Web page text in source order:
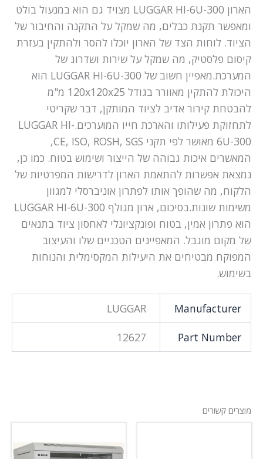
הארון LUGGAR HI-6U-300 מצויד גם הוא במנעול בולט
ומאפשר תקנת כבלים, מה שמקל על התקנה והחיבור של
הציוד. לוחות הצד של הארון יוכלו להסר ולהתקין בעזרת
קיסום פלסטיק, מה שמקל על שירות ושדרוג של
המערכת.מאפיין חשוב של LUGGAR HI-6U-300 הוא
היכולת להתקין מאוורר בגודל 120x120x25 מ"מ
להבטחת קירור אדיב לציוד המותקן, דבר שקריטי
לתחזוקת פעילותו והארכת חייו המוערכים.LUGGAR HI-
6U-300 מאושר לפי תקני CE, ISO, ROSH, SGS,
המאשרים איכות גבוהה של הייצור ושימוש בטוח. כמו כן,
נמצאת אפשרות להתאמת הארון לדרישות המפרטיות של
הלקוח, מה שהופך אותו לפתרון אוניברסלי למגוון
משימות שונות.בסיכום, ארון מגולף LUGGAR HI-6U-300
הוא פתרון אמין, בטוח ופונקציונלי לאחסון ציוד בתנאים
של מקום מוגבל. המאפיינים הטכניים שלו והעיצוב
המפוקח מבטיחים את היעילות המקסימלית והנוחות
בשימוש.
Manufacturer
LUGGAR
Part Number
12627
מוצרים קשורים